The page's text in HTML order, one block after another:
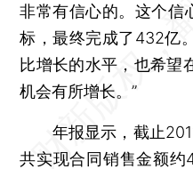
非常有信心的。这个信
标，最终完成了432亿
比增长的水平，也希望
机会有所增长。”
年报显示，截止
共实现合同销售金额